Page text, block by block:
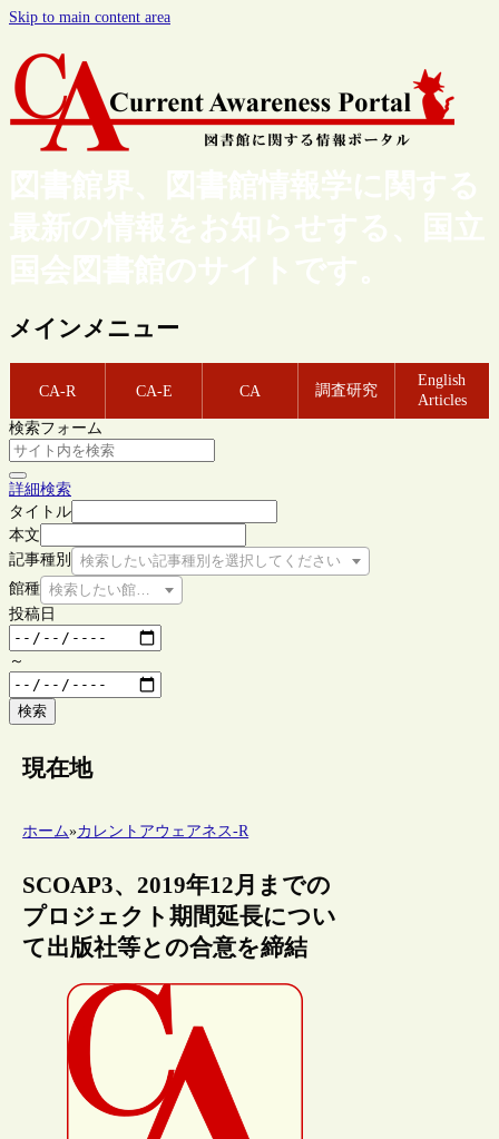
Skip to main content area
図書館界、図書館情報学に関する
最新の情報をお知らせする、国立
国会図書館のサイトです。
メインメニュー
CA-R CA-E CA 調査研究
English
Articles
検索フォーム
詳細検索
タイトル
本文
記事種別
検索したい記事種別を選択してください
館種 検索したい館種を選択してください
投稿日
～
検索
現在地
ホーム»カレントアウェアネス-R
SCOAP3、2019年12月までの
プロジェクト期間延長につい
て出版社等との合意を締結